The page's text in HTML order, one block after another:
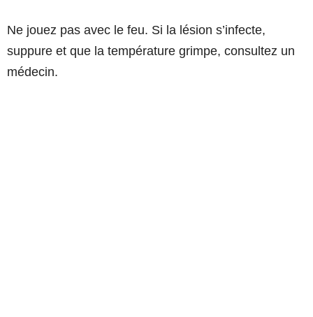
Ne jouez pas avec le feu. Si la lésion s’infecte,
suppure et que la température grimpe, consultez un
médecin.